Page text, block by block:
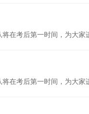
在考后第一时间，为大家
在考后第一时间，为大家